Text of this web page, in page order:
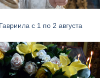
с 1 по 2 августа